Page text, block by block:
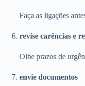
Faça as ligações
revise carências e
Olhe prazos de
envie documentos